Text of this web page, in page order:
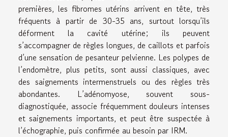
premières, les fibromes utérins arrivent en tête, très
fréquents à partir de 30-35 ans, surtout lorsqu’ils
déforment la cavité utérine; ils peuvent
s’accompagner de règles longues, de caillots et parfois
d’une sensation de pesanteur pelvienne. Les polypes de
l’endomètre, plus petits, sont aussi classiques, avec
des saignements intermenstruels ou des règles très
abondantes. L’adénomyose, souvent sous-
diagnostiquée, associe fréquemment douleurs intenses
et saignements importants, et peut être suspectée à
l’échographie, puis confirmée au besoin par IRM.